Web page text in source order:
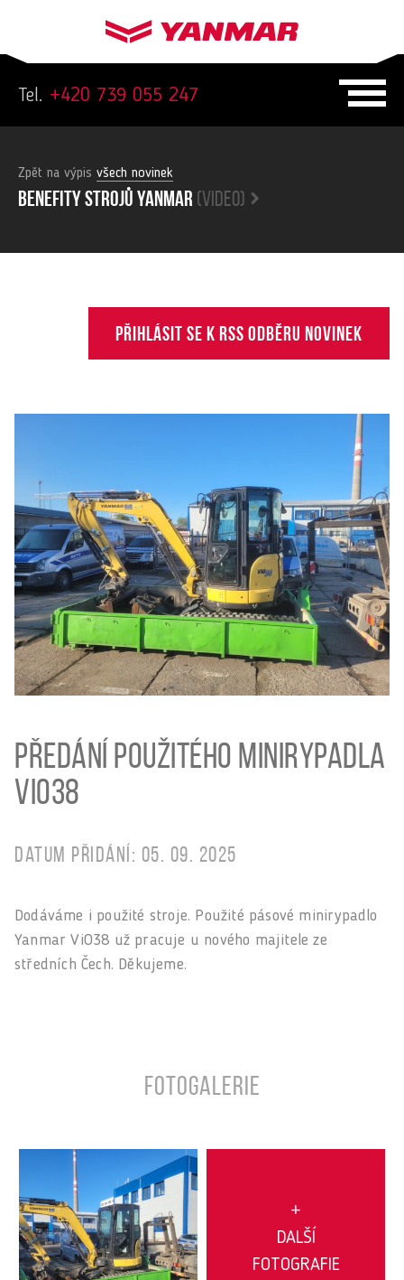
Tel. +420 739 055 247
Zpět na výpis všech novinek
Benefity strojů yanmar (video)
Přihlásit se k RSS odběru novinek
Fotogalerie
+
DALŠÍ
FOTOGRAFIE
Předání použitého minirypadla
ViO38
Datum přidání: 05. 09. 2025
Dodáváme i použité stroje. Použité pásové minirypadlo
Yanmar ViO38 už pracuje u nového majitele ze
středních Čech. Děkujeme.